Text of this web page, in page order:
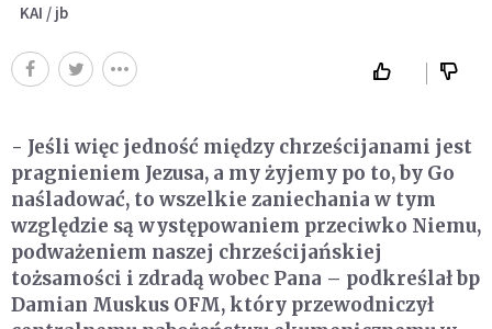
KAI / jb
- Jeśli więc jedność między chrześcijanami jest
pragnieniem Jezusa, a my żyjemy po to, by Go
naśladować, to wszelkie zaniechania w tym
względzie są występowaniem przeciwko Niemu,
podważeniem naszej chrześcijańskiej
tożsamości i zdradą wobec Pana – podkreślał bp
Damian Muskus OFM, który przewodniczył